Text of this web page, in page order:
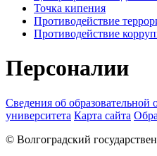
Точка кипения
Противодействие
Противодействие
Персоналии
Сведения об образовательной
университета Карта сайта
© Волгоградский